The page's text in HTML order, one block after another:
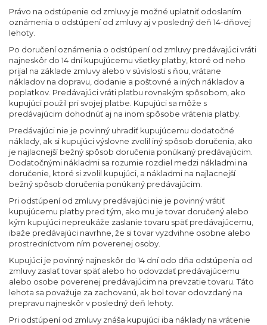
Právo na odstúpenie od zmluvy je možné uplatniť odoslaním
oznámenia o odstúpení od zmluvy aj v posledný deň 14-dňovej
lehoty.
Po doručení oznámenia o odstúpení od zmluvy predávajúci vráti
najneskôr do 14 dní kupujúcemu všetky platby, ktoré od neho
prijal na základe zmluvy alebo v súvislosti s ňou, vrátane
nákladov na dopravu, dodanie a poštovné a iných nákladov a
poplatkov. Predávajúci vráti platbu rovnakým spôsobom, ako
kupujúci použil pri svojej platbe. Kupujúci sa môže s
predávajúcim dohodnúť aj na inom spôsobe vrátenia platby.
Predávajúci nie je povinný uhradiť kupujúcemu dodatočné
náklady, ak si kupujúci výslovne zvolil iný spôsob doručenia, ako
je najlacnejší bežný spôsob doručenia ponúkaný predávajúcim.
Dodatočnými nákladmi sa rozumie rozdiel medzi nákladmi na
doručenie, ktoré si zvolil kupujúci, a nákladmi na najlacnejší
bežný spôsob doručenia ponúkaný predávajúcim.
Pri odstúpení od zmluvy predávajúci nie je povinný vrátiť
kupujúcemu platby pred tým, ako mu je tovar doručený alebo
kým kupujúci nepreukáže zaslanie tovaru späť predávajúcemu,
ibaže predávajúci navrhne, že si tovar vyzdvihne osobne alebo
prostredníctvom ním poverenej osoby.
Kupujúci je povinný najneskôr do 14 dní odo dňa odstúpenia od
zmluvy zaslať tovar späť alebo ho odovzdať predávajúcemu
alebo osobe poverenej predávajúcim na prevzatie tovaru. Táto
lehota sa považuje za zachovanú, ak bol tovar odovzdaný na
prepravu najneskôr v posledný deň lehoty.
Pri odstúpení od zmluvy znáša kupujúci iba náklady na vrátenie